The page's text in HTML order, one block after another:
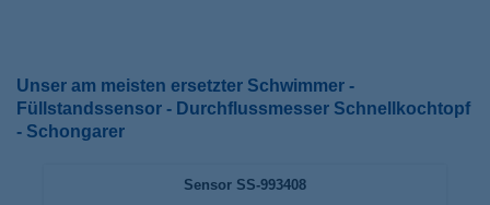
Unser am meisten ersetzter Schwimmer -
Füllstandssensor - Durchflussmesser Schnellkochtopf
- Schongarer
Sensor SS-993408